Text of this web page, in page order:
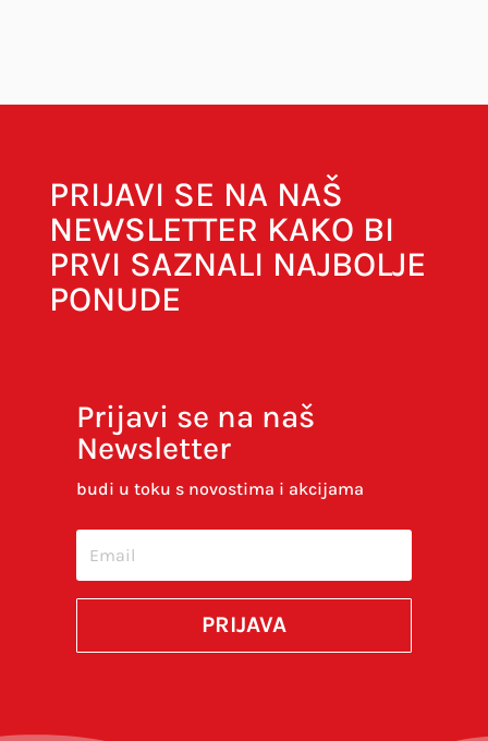
Spremi moje ime, e-poštu i web-stranicu u
budem komentirao.
PRIJAVI SE NA NAŠ
NEWSLETTER KAKO BI
PRVI SAZNALI NAJBOLJE
PONUDE
Prijavi se na naš
Newsletter
budi u toku s novostima i akcijama
PRIJAVA